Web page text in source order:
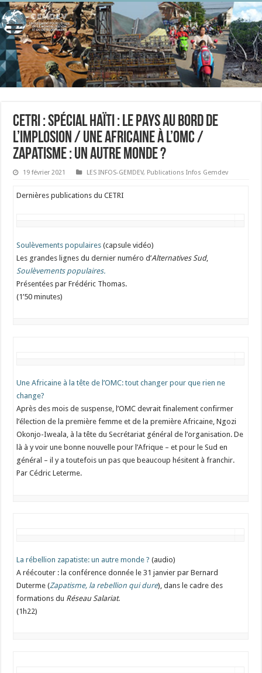
CETRI : Spécial Haïti : le pays au bord de
l’implosion / Une Africaine à l’OMC /
Zapatisme : un autre monde ?
19 février 2021 LES INFOS-GEMDEV, Publications Infos Gemdev
Dernières publications du CETRI
Soulèvements populaires (capsule vidéo)
Les grandes lignes du dernier numéro d’Alternatives Sud,
Soulèvements populaires.
Présentées par Frédéric Thomas.
(1’50 minutes)
Une Africaine à la tête de l’OMC: tout changer pour que rien ne
change?
Après des mois de suspense, l’OMC devrait finalement confirmer
l’élection de la première femme et de la première Africaine, Ngozi
Okonjo-Iweala, à la tête du Secrétariat général de l’organisation. De
là à y voir une bonne nouvelle pour l’Afrique – et pour le Sud en
général – il y a toutefois un pas que beaucoup hésitent à franchir.
Par Cédric Leterme.
La rébellion zapatiste: un autre monde ? (audio)
A réécouter : la conférence donnée le 31 janvier par Bernard
Duterme (Zapatisme, la rebellion qui dure), dans le cadre des
formations du Réseau Salariat.
(1h22)